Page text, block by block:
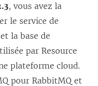
, vous avez la
le service de
la base de
par Resource
plateforme cloud.
pour RabbitMQ et